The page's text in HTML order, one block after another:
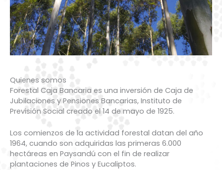
Quienes somos
Forestal Caja Bancaria es una inversión de Caja de
Jubilaciones y Pensiones Bancarias, Instituto de
Previsión Social creado el 14 de mayo de 1925.
Los comienzos de la actividad forestal datan del año
1964, cuando son adquiridas las primeras 6.000
hectáreas en Paysandú con el fin de realizar
plantaciones de Pinos y Eucaliptos.